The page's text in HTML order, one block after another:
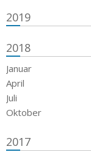
2019
2018
Januar
April
Juli
Oktober
2017